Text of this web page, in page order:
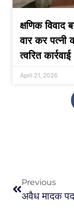
क्षणिक
वार कर पत्नी
त्वरित कार्रवाई
April 21, 2026
Previous